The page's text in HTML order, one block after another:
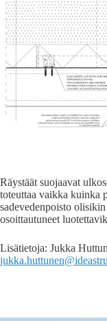
Räystäät suojaavat
toteuttaa vaikka kuinka
sadevedenpoisto
osoittautuneet
Lisätietoja: Jukka